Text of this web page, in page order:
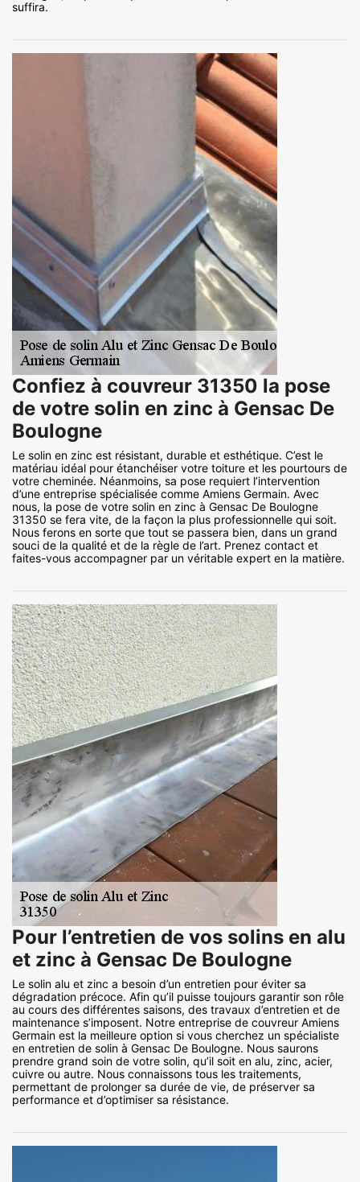
suffira.
Confiez à couvreur 31350 la pose
de votre solin en zinc à Gensac De
Boulogne
Le solin en zinc est résistant, durable et esthétique. C’est le
matériau idéal pour étanchéiser votre toiture et les pourtours de
votre cheminée. Néanmoins, sa pose requiert l’intervention
d’une entreprise spécialisée comme Amiens Germain. Avec
nous, la pose de votre solin en zinc à Gensac De Boulogne
31350 se fera vite, de la façon la plus professionnelle qui soit.
Nous ferons en sorte que tout se passera bien, dans un grand
souci de la qualité et de la règle de l’art. Prenez contact et
faites-vous accompagner par un véritable expert en la matière.
Pour l’entretien de vos solins en alu
et zinc à Gensac De Boulogne
Le solin alu et zinc a besoin d’un entretien pour éviter sa
dégradation précoce. Afin qu’il puisse toujours garantir son rôle
au cours des différentes saisons, des travaux d’entretien et de
maintenance s’imposent. Notre entreprise de couvreur Amiens
Germain est la meilleure option si vous cherchez un spécialiste
en entretien de solin à Gensac De Boulogne. Nous saurons
prendre grand soin de votre solin, qu’il soit en alu, zinc, acier,
cuivre ou autre. Nous connaissons tous les traitements,
permettant de prolonger sa durée de vie, de préserver sa
performance et d’optimiser sa résistance.